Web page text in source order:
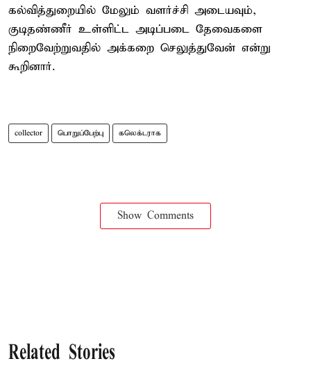
கல்வித்துறையில் மேலும் வளர்ச்சி அடையவும்,
குடிதண்ணீர் உள்ளிட்ட அடிப்படை தேவைகளை
நிறைவேற்றுவதில் அக்கறை செலுத்துவேன் என்று
கூறினார்.
collector பொறுப்பேற்பு கலெக்டராக
Show Comments
Related Stories